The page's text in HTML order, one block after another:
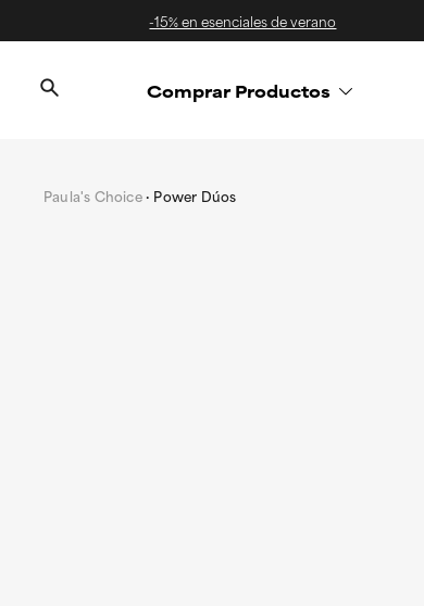
-15% en esenciales de verano
Comprar Productos
Paula's Choice Power Dúos